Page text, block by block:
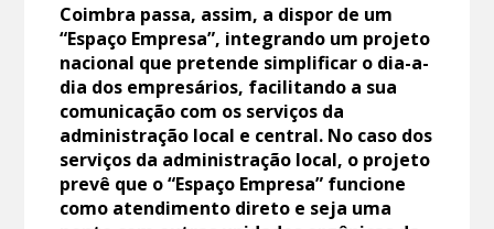
Coimbra passa, assim, a dispor de um
“Espaço Empresa”, integrando um projeto
nacional que pretende simplificar o dia-a-
dia dos empresários, facilitando a sua
comunicação com os serviços da
administração local e central. No caso dos
serviços da administração local, o projeto
prevê que o “Espaço Empresa” funcione
como atendimento direto e seja uma